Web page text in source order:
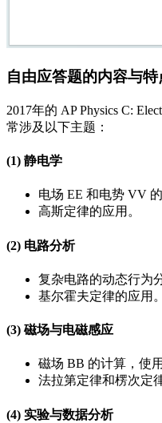
自由应答题的内容与特
2017年的 AP Physics C:
常涉及以下主题：
(1) 静电学
电场 EE 和电势 VV
高斯定律的应用。
(2) 电路分析
复杂电路的动态行为
基尔霍夫定律的应用。
(3) 磁场与电磁感应
磁场 BB 的计算，使
法拉第定律和楞次定
(4) 实验与数据分析